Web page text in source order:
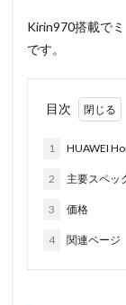
Kirin970搭載で
です。
目次
1 HUAWEI
2 主要スペッ
3 価格
4 関連ページ